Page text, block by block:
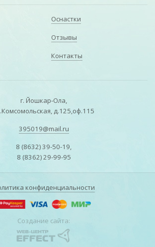
Оснастки
Отзывы
Контакты
г. Йошкар-Ола,
д.125,оф.115
395019@mail.ru
8 (8632) 39-50-19,
8 (8362) 29-99-95
конфиденциальности
Создание сайта: